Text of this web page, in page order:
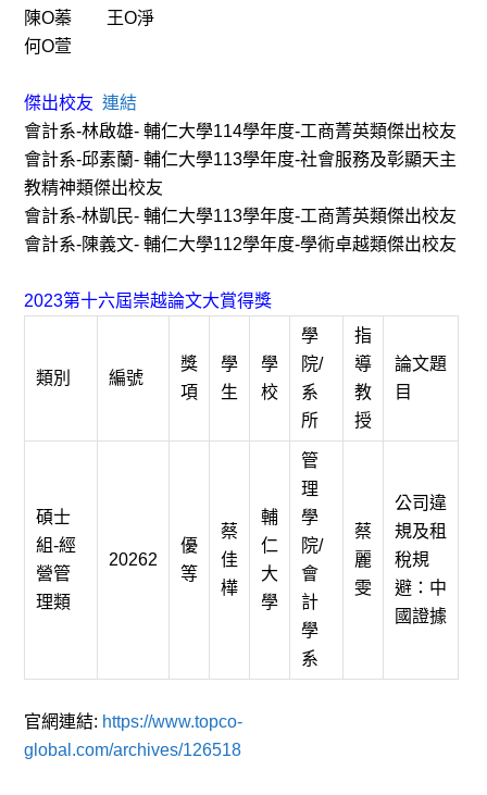
陳O蓁
王O淨
何O萱
傑出校友連結
會計系-林啟雄- 輔仁大學114學年度-工商菁英類傑出校友
會計系-邱素蘭- 輔仁大學113學年度-社會服務及彰顯天主
教精神類傑出校友
會計系-林凱民- 輔仁大學113學年度-工商菁英類傑出校友
會計系-陳義文- 輔仁大學112學年度-學術卓越類傑出校友
2023第十六屆崇越論文大賞得獎
類別 編號
獎
項
學
生
學
校
學
院/
系
所
指
導
教
授
論文題
目
碩士
組-經
營管
理類
20262
優
等
蔡
佳
樺
輔
仁
大
學
管
理
學
院/
會
計
學
系
蔡
麗
雯
公司違
規及租
稅規
避：中
國證據
官網連結: https://www.topco-
global.com/archives/126518